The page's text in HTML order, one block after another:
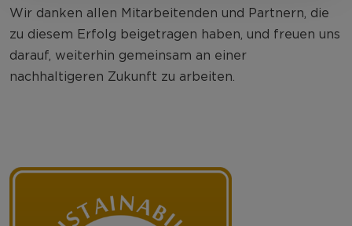
Wir danken allen Mitarbeitenden und Partnern, die
zu diesem Erfolg beigetragen haben, und freuen uns
darauf, weiterhin gemeinsam an einer
nachhaltigeren Zukunft zu arbeiten.